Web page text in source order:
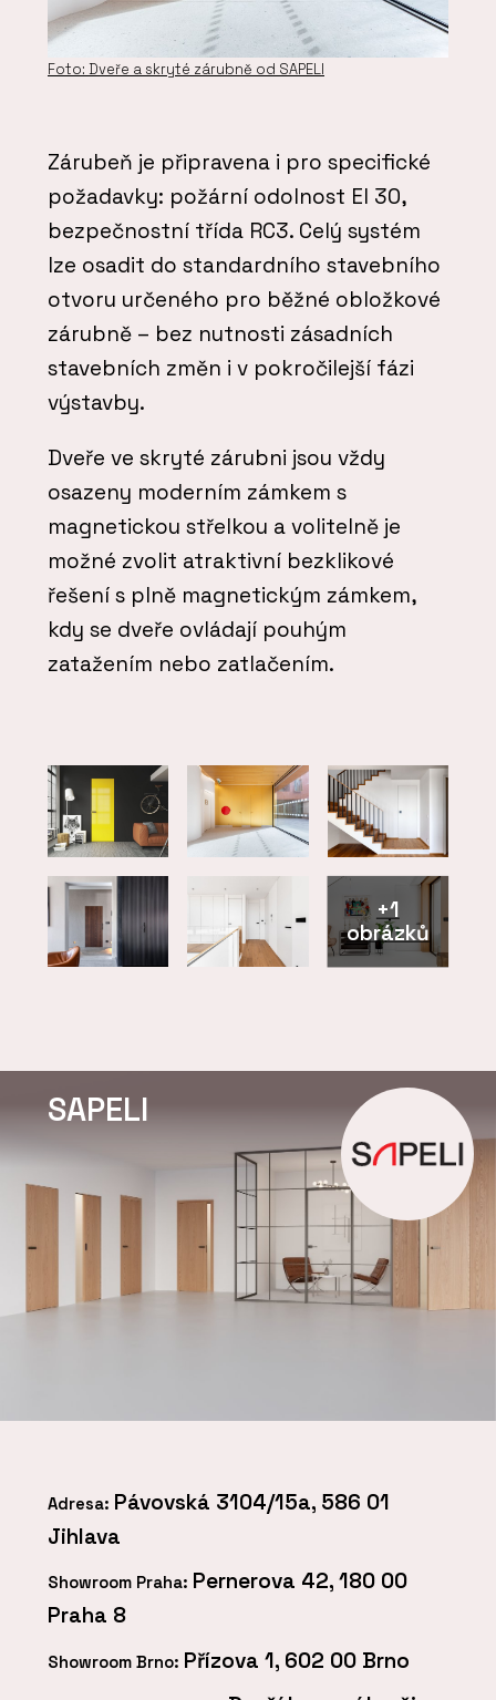
Foto: Dveře a skryté zárubně od SAPELI
Zárubeň je připravena i pro specifické
požadavky: požární odolnost EI 30,
bezpečnostní třída RC3. Celý systém
lze osadit do standardního stavebního
otvoru určeného pro běžné obložkové
zárubně – bez nutnosti zásadních
stavebních změn i v pokročilejší fázi
výstavby.
Dveře ve skryté zárubni jsou vždy
osazeny moderním zámkem s
magnetickou střelkou a volitelně je
možné zvolit atraktivní bezklikové
řešení s plně magnetickým zámkem,
kdy se dveře ovládají pouhým
zatažením nebo zatlačením.
+1
obrázků
SAPELI
Adresa: Pávovská 3104/15a, 586 01
Jihlava
Showroom Praha: Pernerova 42, 180 00
Praha 8
Showroom Brno: Přízova 1, 602 00 Brno